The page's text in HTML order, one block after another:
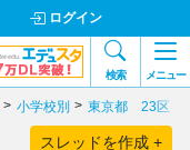
ログイン
検索 メニュー
小学校別 東京都 23区
スレッドを作成 +